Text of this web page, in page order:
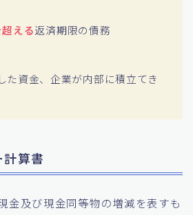
える返済期限の債務
資金、企業が内部に積立てき
算書
金及び現金同等物の増減を表すも